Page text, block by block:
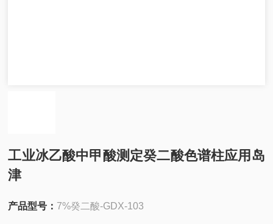
工业冰乙酸中甲酸测定癸二酸色谱柱应用岛
津
产品型号： 7%癸二酸-GDX-103